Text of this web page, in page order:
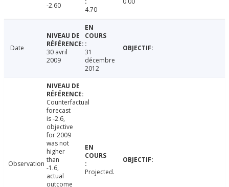
-2.60
4.70
Date
30 avril
2009
31
décembre
2012
Observation
Counterfactual
forecast
is -2.6,
objective
for 2009
was not
higher
than
-1.6,
actual
outcome
Projected.